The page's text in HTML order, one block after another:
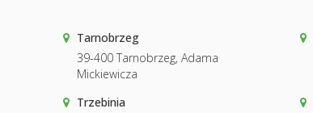
Tarnobrzeg
39-400 Tarnobrzeg, Adama
Mickiewicza
Trzebinia